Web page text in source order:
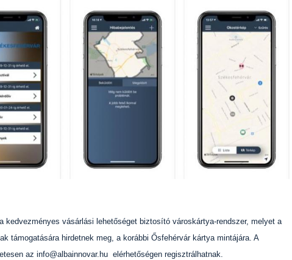
vásárlási lehetőséget biztosító városkártya-rendszer, melyet a
támogatására hirdetnek meg, a korábbi Ősfehérvár kártya mintájára. A
az info@albainnovar.hu elérhetőségen regisztrálhatnak.